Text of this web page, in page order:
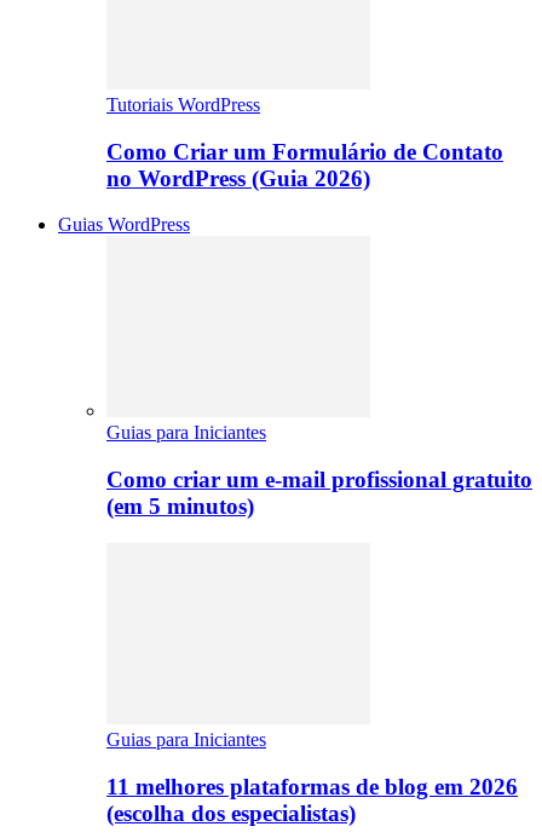
Tutoriais WordPress
Como Criar um Formulário de Contato
no WordPress (Guia 2026)
Guias WordPress
Guias para Iniciantes
Como criar um e-mail profissional gratuito
(em 5 minutos)
Guias para Iniciantes
11 melhores plataformas de blog em 2026
(escolha dos especialistas)